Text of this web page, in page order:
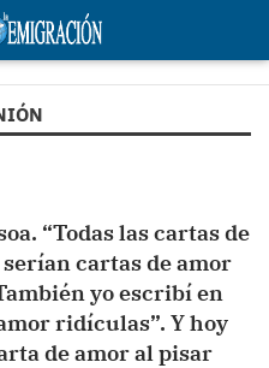
“Todas las cartas de
cartas de amor
yo escribí en
ridículas”. Y hoy
de amor al pisar